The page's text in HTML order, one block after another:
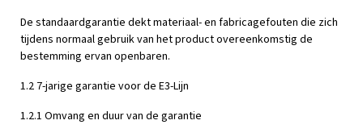
De standaardgarantie dekt materiaal- en fabricagefouten die zich
tijdens normaal gebruik van het product overeenkomstig de
bestemming ervan openbaren.
1.2 7-jarige garantie voor de E3-Lijn
1.2.1 Omvang en duur van de garantie